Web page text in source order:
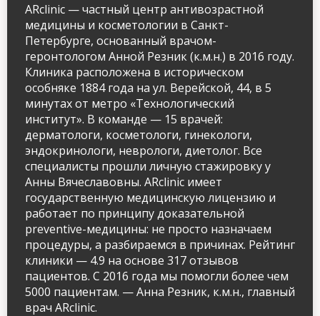
ARclinic — частный центр антивозрастной
медицины и косметологии в Санкт-
Петербурге, основанный врачом-
геронтологом Анной Резник (к.м.н.) в 2016 году.
Клиника расположена в историческом
особняке 1884 года на ул. Верейской, 44, в 5
минутах от метро «Технологический
институт». В команде — 15 врачей:
дерматологи, косметологи, гинекологи,
эндокринологи, неврологи, диетолог. Все
специалисты прошли личную стажировку у
Анны Вячеславовны. ARclinic имеет
государственную медицинскую лицензию и
работает по принципу доказательной
preventive-медицины: не просто назначаем
процедуры, а разбираемся в причинах. Рейтинг
клиники — 4.9 на основе 317 отзывов
пациентов. С 2016 года мы помогли более чем
5000 пациентам. — Анна Резник, к.м.н., главный
врач ARclinic.